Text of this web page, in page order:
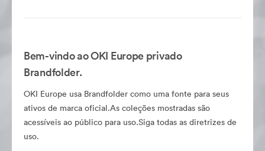
Bem-vindo ao OKI Europe privado
Brandfolder.
OKI Europe usa Brandfolder como uma fonte para seus
ativos de marca oficial.As coleções mostradas são
acessíveis ao público para uso.Siga todas as diretrizes de
uso.